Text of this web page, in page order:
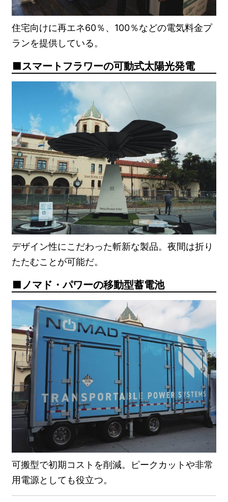
住宅向けに再エネ60％、100％などの電気料金プ
ランを提供している。
スマートフラワーの可動式太陽光発電
デザイン性にこだわった斬新な製品。夜間は折り
たたむことが可能だ。
ノマド・パワーの移動型蓄電池
可搬型で初期コストを削減。ピークカットや非常
用電源としても役立つ。